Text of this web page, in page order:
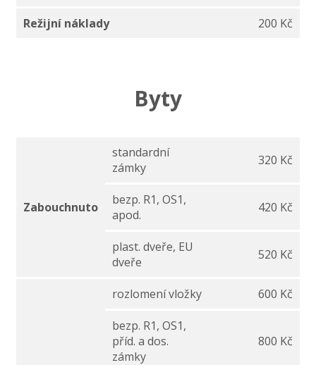
Režijní náklady 200 Kč
Byty
Zabouchnuto
standardní
zámky
320 Kč
bezp. R1, OS1,
apod.
420 Kč
plast. dveře, EU
dveře
520 Kč
rozlomení vložky 600 Kč
bezp. R1, OS1,
příd. a dos.
zámky
800 Kč